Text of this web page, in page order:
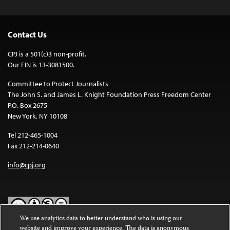
Contact Us
CPJ is a 501(c)3 non-profit.
Our EIN is 13-3081500.
Committee to Protect Journalists
The John S. and James L. Knight Foundation Press Freedom Center
P.O. Box 2675
New York, NY 10108
Tel 212-465-1004
Fax 212-214-0640
info@cpj.org
We use analytics data to better understand who is using our